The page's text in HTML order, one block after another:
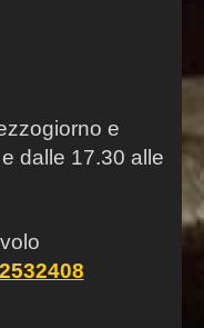
e
dalle 17.30 alle